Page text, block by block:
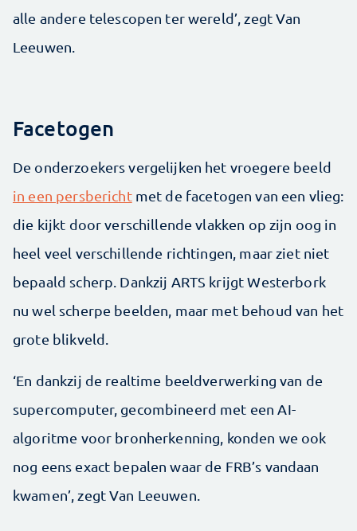
alle andere telescopen ter wereld’, zegt Van
Leeuwen.
Facetogen
De onderzoekers vergelijken het vroegere beeld
in een persberichtmet de facetogen van een vlieg:
die kijkt door verschillende vlakken op zijn oog in
heel veel verschillende richtingen, maar ziet niet
bepaald scherp. Dankzij ARTS krijgt Westerbork
nu wel scherpe beelden, maar met behoud van het
grote blikveld.
‘En dankzij de realtime beeldverwerking van de
supercomputer, gecombineerd met een AI-
algoritme voor bronherkenning, konden we ook
nog eens exact bepalen waar de FRB’s vandaan
kwamen’, zegt Van Leeuwen.